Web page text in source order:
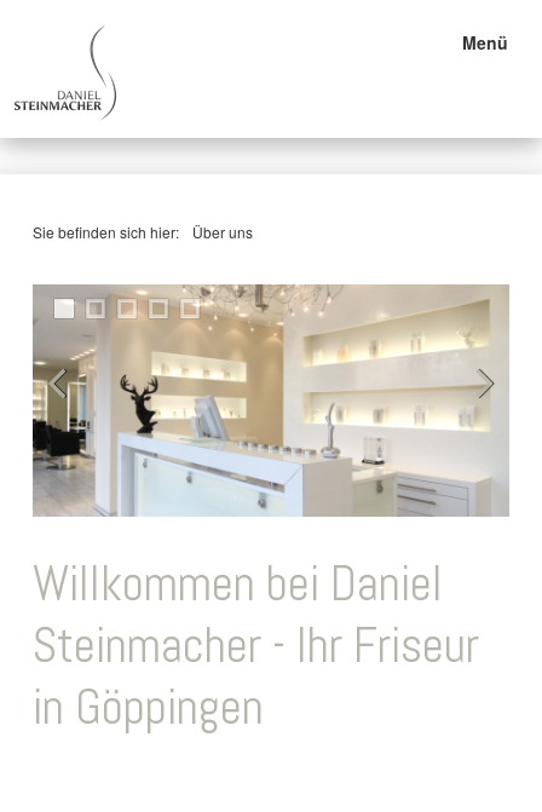
Menü
Sie befinden sich hier: Über uns
Willkommen bei Daniel
Steinmacher - Ihr Friseur
in Göppingen